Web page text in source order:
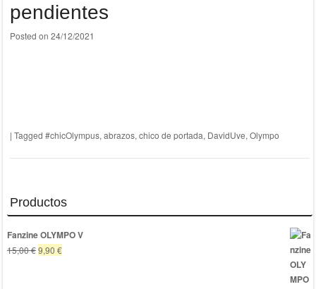
pendientes
Posted on 24/12/2021
| Tagged #chicOlympus, abrazos, chico de portada, DavidUve, Olympo
Productos
Fanzine OLYMPO V
15,00€El
9,90 €El